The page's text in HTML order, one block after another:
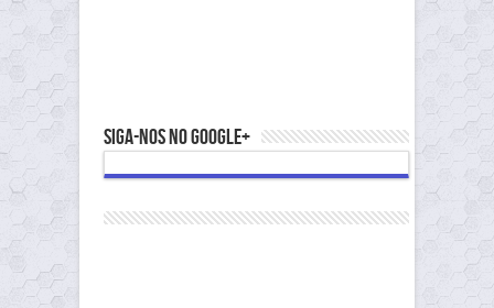
Siga-nos no Google+